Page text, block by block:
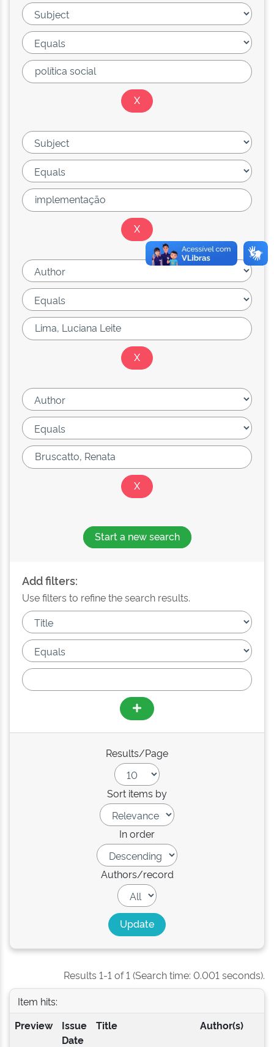
Start a new search
Add filters:
Use filters to refine the search results.
Results/Page
Sort items by
In order
Authors/record
Results 1-1 of 1 (Search time: 0.001 seconds).
Item hits:
Preview
Issue
Date
Title Author(s)